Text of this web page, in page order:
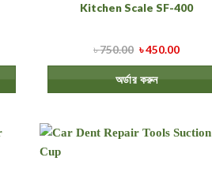
Kitchen Scale SF-400
৳750.00 ৳450.00
অর্ডার করুন